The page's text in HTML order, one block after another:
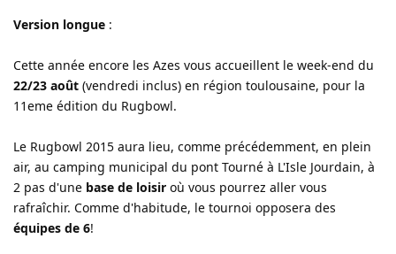
Version longue :
Cette année encore les Azes vous accueillent le week-end du
22/23 août (vendredi inclus) en région toulousaine, pour la
11eme édition du Rugbowl.
Le Rugbowl 2015 aura lieu, comme précédemment, en plein
air, au camping municipal du pont Tourné à L'Isle Jourdain, à
2 pas d'une base de loisir où vous pourrez aller vous
rafraîchir. Comme d'habitude, le tournoi opposera des
équipes de 6!